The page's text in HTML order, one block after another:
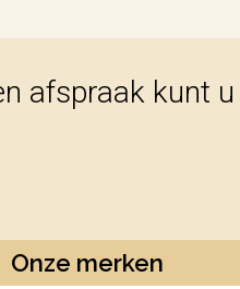
afspraak kunt
Onze merken